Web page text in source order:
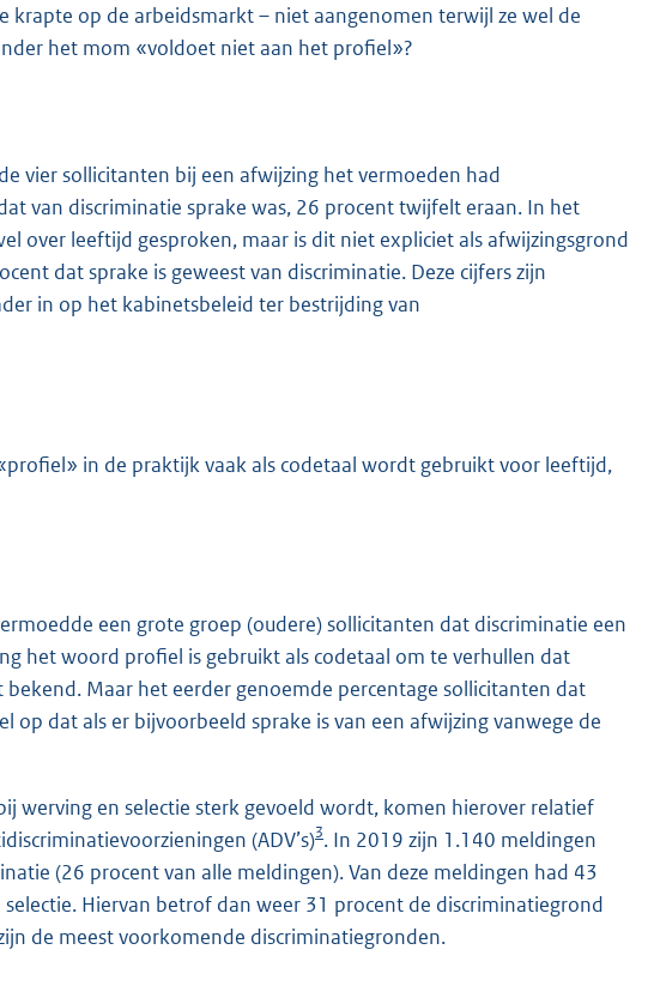
krapte op de arbeidsmarkt – niet aangenomen terwijl ze wel de
het mom «voldoet niet aan het profiel»?
vier sollicitanten bij een afwijzing het vermoeden had
van discriminatie sprake was, 26 procent twijfelt eraan. In het
over leeftijd gesproken, maar is dit niet expliciet als afwijzingsgrond
dat sprake is geweest van discriminatie. Deze cijfers zijn
in op het kabinetsbeleid ter bestrijding van
in de praktijk vaak als codetaal wordt gebruikt voor leeftijd,
een grote groep (oudere) sollicitanten dat discriminatie een
het woord profiel is gebruikt als codetaal om te verhullen dat
Maar het eerder genoemde percentage sollicitanten dat
dat als er bijvoorbeeld sprake is van een afwijzing vanwege de
werving en selectie sterk gevoeld wordt, komen hierover relatief
(ADV’s)3. In 2019 zijn 1.140 meldingen
(26 procent van alle meldingen). Van deze meldingen had 43
Hiervan betrof dan weer 31 procent de discriminatiegrond
de meest voorkomende discriminatiegronden.